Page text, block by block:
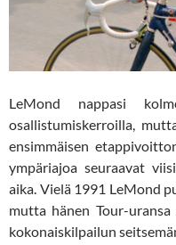
LeMond nappasi
osallistumiskerroilla,
ensimmäisen
ympäriajoa seuraavat
aika. Vielä 1991 LeMond
mutta hänen Tour-
kokonaiskilpailun